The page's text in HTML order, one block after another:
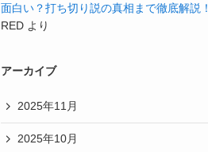
面白い？打ち切り説の真相まで徹底解説！
RED より
アーカイブ
2025年11月
2025年10月